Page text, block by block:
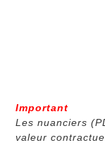
Important
Les nuanciers
valeur